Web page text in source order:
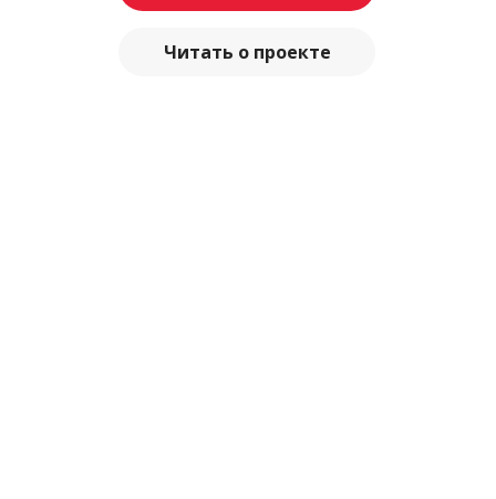
Читать о проекте